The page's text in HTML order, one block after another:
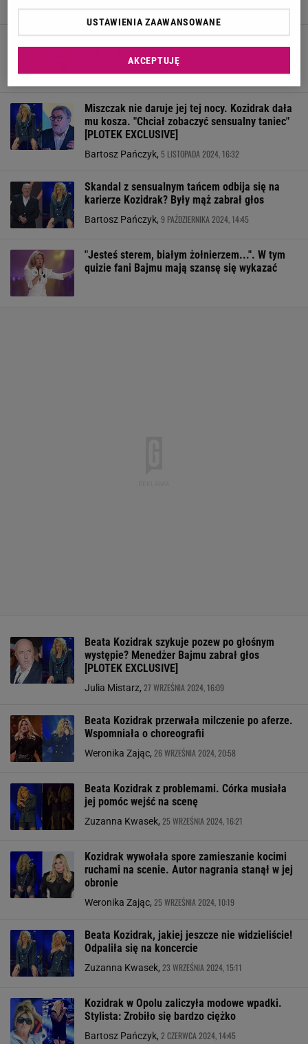
Pilna wiadomość od Beaty Kozidrak. Jest pod
Weronika Zając,28 LISTOPADA 2024, 15:52
Miszczak nie daruje jej tej nocy. Kozidrak dała
mu kosza. "Chciał zobaczyć sensualny taniec"
[PLOTEK EXCLUSIVE]
Bartosz Pańczyk, 5 LISTOPADA 2024, 16:32
Skandal z sensualnym tańcem odbija się na
karierze Kozidrak? Były mąż zabrał głos
Bartosz Pańczyk, 9 PAŹDZIERNIKA 2024, 14:45
"Jesteś sterem, białym żołnierzem...". W tym
quizie fani Bajmu mają szansę się wykazać
Beata Kozidrak szykuje pozew po głośnym
występie? Menedżer Bajmu zabrał głos
[PLOTEK EXCLUSIVE]
Julia Mistarz, 27 WRZEŚNIA 2024, 16:09
Beata Kozidrak przerwała milczenie po aferze.
Wspomniała o choreografii
Weronika Zając, 26 WRZEŚNIA 2024, 20:58
Beata Kozidrak z problemami. Córka musiała
jej pomóc wejść na scenę
Zuzanna Kwasek, 25 WRZEŚNIA 2024, 16:21
Kozidrak wywołała spore zamieszanie kocimi
ruchami na scenie. Autor nagrania stanął w jej
obronie
Weronika Zając, 25 WRZEŚNIA 2024, 10:19
Beata Kozidrak, jakiej jeszcze nie widzieliście!
Odpaliła się na koncercie
Zuzanna Kwasek, 23 WRZEŚNIA 2024, 15:11
Kozidrak w Opolu zaliczyła modowe wpadki.
Stylista: Zrobiło się bardzo ciężko
Bartosz Pańczyk, 2 CZERWCA 2024, 14:45
USTAWIENIA ZAAWANSOWANE
AKCEPTUJĘ